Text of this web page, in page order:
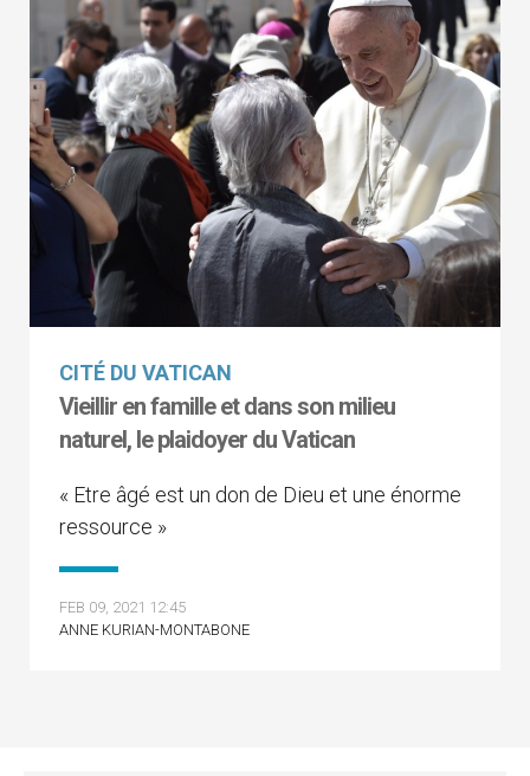
CITÉ DU VATICAN
Vieillir en famille et dans son milieu
naturel, le plaidoyer du Vatican
« Etre âgé est un don de Dieu et une énorme
ressource »
FEB 09, 2021 12:45
ANNE KURIAN-MONTABONE